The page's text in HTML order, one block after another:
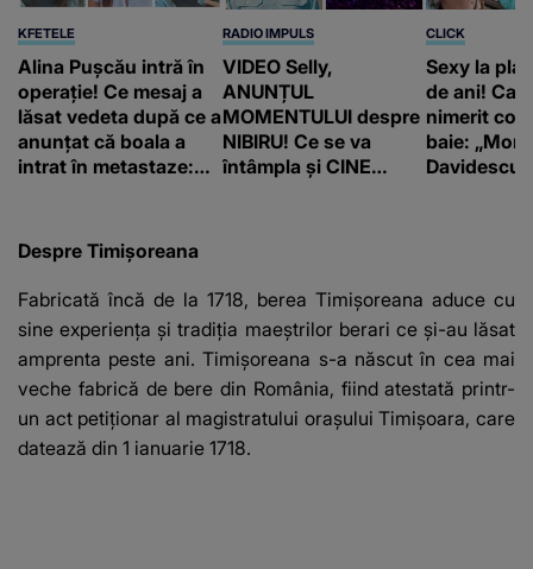
KFETELE
Alina Pușcău intră în
operație! Ce mesaj a
lăsat vedeta după ce a
anunțat că boala a
intrat în metastaze:
RADIO IMPULS
VIDEO Selly,
ANUNȚUL
MOMENTULUI despre
NIBIRU! Ce se va
întâmpla și CINE
CLICK
Sexy la
de ani!
nimerit
baie:
Davidescu
Despre Timişoreana
Fabricată încă de la 1718, berea Timișoreana aduce cu
sine experiența şi tradiția maeștrilor berari ce şi-au lăsat
amprenta peste ani. Timișoreana s-a născut în cea mai
veche fabrică de bere din România, fiind atestată printr-
un act petiţionar al magistratului oraşului Timişoara, care
datează din 1 ianuarie 1718.